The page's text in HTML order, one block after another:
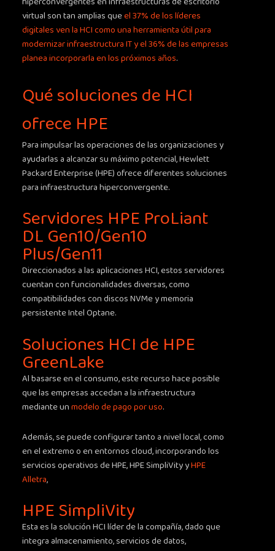
virtual son tan amplias queel 37% de los líderes
digitales ven la HCI como una herramienta útil para
modernizar infraestructura IT y el 36% de las empresas
planea incorporarla en los próximos años.
Qué soluciones de HCI
ofrece HPE
Para impulsar las operaciones de las organizaciones y
ayudarlas a alcanzar su máximo potencial, Hewlett
Packard Enterprise (HPE) ofrece diferentes soluciones
para infraestructura hiperconvergente.
Servidores HPE ProLiant
DL Gen10/Gen10
Plus/Gen11
Direccionados a las aplicaciones HCI, estos servidores
cuentan con funcionalidades diversas, como
compatibilidades con discos NVMe y memoria
persistente Intel Optane.
Soluciones HCI de HPE
GreenLake
Al basarse en el consumo, este recurso hace posible
que las empresas accedan a la infraestructura
mediante unmodelo de pago por uso.
Además, se puede configurar tanto a nivel local, como
en el extremo o en entornos cloud, incorporando los
servicios operativos de HPE, HPE SimpliVity yHPE
Alletra,
HPE SimpliVity
Esta es la solución HCI líder de la compañía, dado que
integra almacenamiento, servicios de datos,